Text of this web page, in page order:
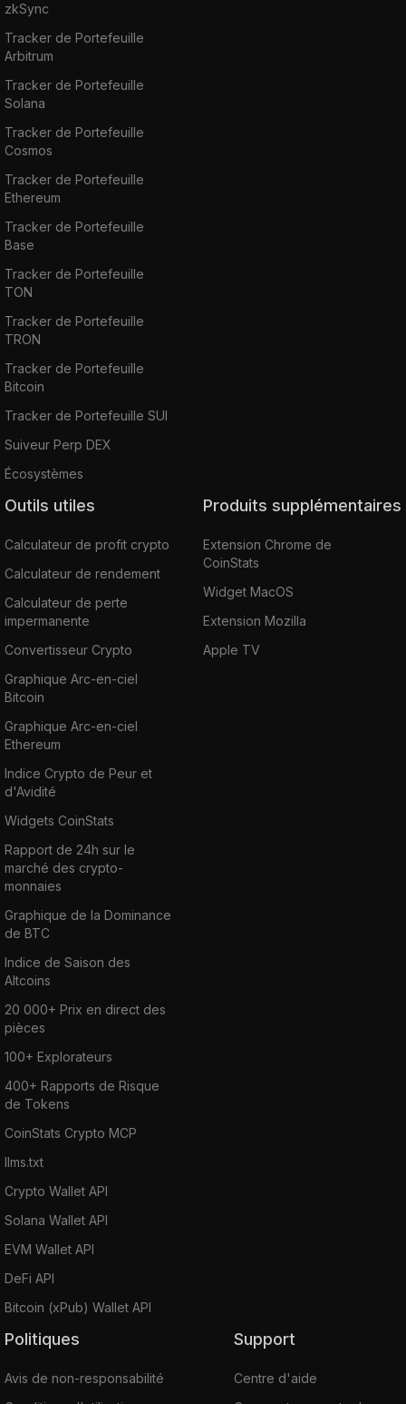
zkSync
Tracker de Portefeuille
Arbitrum
Tracker de Portefeuille
Solana
Tracker de Portefeuille
Cosmos
Tracker de Portefeuille
Ethereum
Tracker de Portefeuille
Base
Tracker de Portefeuille
TON
Tracker de Portefeuille
TRON
Tracker de Portefeuille
Bitcoin
Tracker de Portefeuille SUI
Suiveur Perp DEX
Écosystèmes
Outils utiles
Calculateur de profit crypto
Calculateur de rendement
Calculateur de perte
impermanente
Convertisseur Crypto
Graphique Arc-en-ciel
Bitcoin
Graphique Arc-en-ciel
Ethereum
Indice Crypto de Peur et
d'Avidité
Widgets CoinStats
Rapport de 24h sur le
marché des crypto-
monnaies
Graphique de la Dominance
de BTC
Indice de Saison des
Altcoins
20 000+ Prix en direct des
pièces
100+ Explorateurs
400+ Rapports de Risque
de Tokens
CoinStats Crypto MCP
llms.txt
Crypto Wallet API
Solana Wallet API
EVM Wallet API
DeFi API
Bitcoin (xPub) Wallet API
Produits supplémentaires
Extension Chrome de
CoinStats
Widget MacOS
Extension Mozilla
Apple TV
Politiques
Avis de non-responsabilité
Support
Centre d'aide